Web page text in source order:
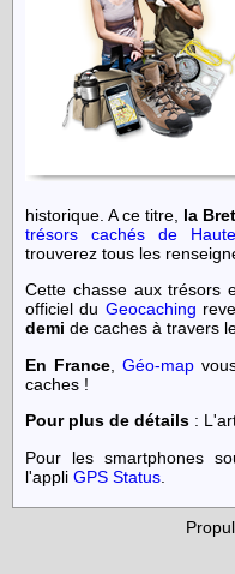
historique. A ce titre, la
trésors cachés de
trouverez tous les
Cette chasse aux trésors
officiel du Geocaching
demi de caches à travers
En France, Géo-map
caches !
Pour plus de détails :
Pour les smartphones
l'appli GPS Status